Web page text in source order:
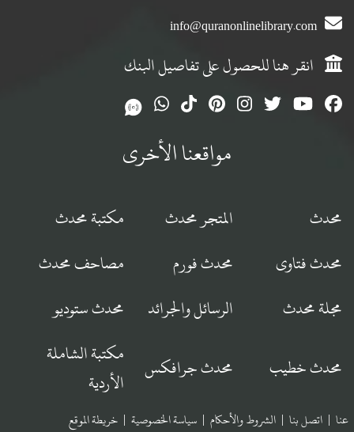
info@quranonlinelibrary.com
انقر هنا للحصول على تفاصيل البنك
مواقعنا الأخرى
محدث المتجر محدث
مكتبة محدث
محدث فتاوى
محدث فورم
مصاحف محدث
مجلة محدث
الرسائل والجرائد محدث ستوديو
محدث خطيب محدث جرافكس
مكتبة الشاملة
الأردية
عنا | اتصل بنا | الشروط والأحكام | سياسة الخصوصية | خريطة الموقع